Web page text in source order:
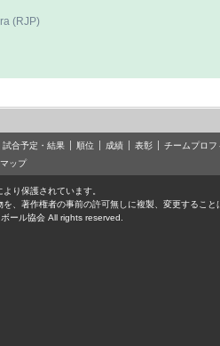
(RJP)
試合予定・結果 順位 成績 表彰
チームプロフ
ップ
り保護されています。
、著作権者の事前の許可無しに複製、変更すること
ール協会 All rights reserved.